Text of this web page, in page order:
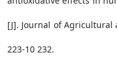
[J]. Journal of Agricultural
223-10 232.